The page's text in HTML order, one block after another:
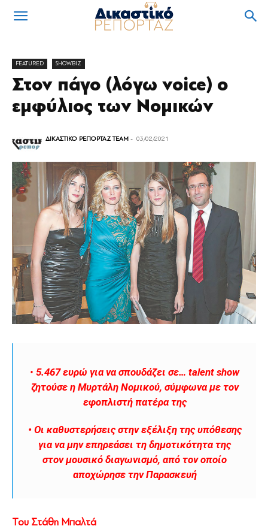
FEATURED SHOWBIZ
Στον πάγο (λόγω voice) ο
εμφύλιος των Νομικών
ΔΙΚΑΣΤΙΚΟ ΡΕΠΟΡΤΑΖ TEAM - 03/02/2021
• 5.467 ευρώ για να σπουδάζει σε… talent show
ζητούσε η Μυρτάλη Νοµικού, σύµφωνα µε τον
εφοπλιστή πατέρα της
• Οι καθυστερήσεις στην εξέλιξη της υπόθεσης
για να µην επηρεάσει τη δηµοτικότητα της
στον µουσικό διαγωνισµό, από τον οποίο
αποχώρησε την Παρασκευή
Του Στάθη Μπαλτά